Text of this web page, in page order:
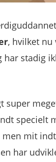
, hvilket
har stadig
super
specielt
men mit
har